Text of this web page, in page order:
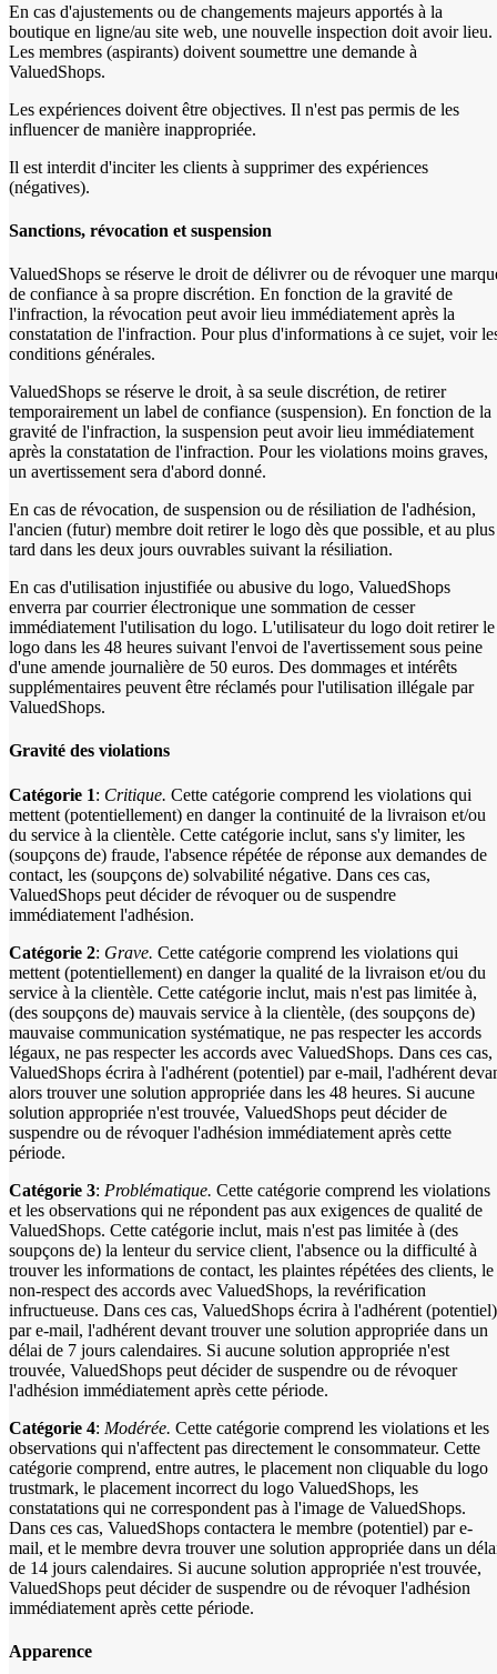
En cas d'ajustements ou de changements majeurs apportés à la
boutique en ligne/au site web, une nouvelle inspection doit avoir lieu.
Les membres (aspirants) doivent soumettre une demande à
ValuedShops.
Les expériences doivent être objectives. Il n'est pas permis de les
influencer de manière inappropriée.
Il est interdit d'inciter les clients à supprimer des expériences
(négatives).
Sanctions, révocation et suspension
ValuedShops se réserve le droit de délivrer ou de révoquer une
de confiance à sa propre discrétion. En fonction de la gravité de
l'infraction, la révocation peut avoir lieu immédiatement après la
constatation de l'infraction. Pour plus d'informations à ce sujet, voir
conditions générales.
ValuedShops se réserve le droit, à sa seule discrétion, de retirer
temporairement un label de confiance (suspension). En fonction de la
gravité de l'infraction, la suspension peut avoir lieu immédiatement
après la constatation de l'infraction. Pour les violations moins graves,
un avertissement sera d'abord donné.
En cas de révocation, de suspension ou de résiliation de l'adhésion,
l'ancien (futur) membre doit retirer le logo dès que possible, et au plus
tard dans les deux jours ouvrables suivant la résiliation.
En cas d'utilisation injustifiée ou abusive du logo, ValuedShops
enverra par courrier électronique une sommation de cesser
immédiatement l'utilisation du logo. L'utilisateur du logo doit retirer le
logo dans les 48 heures suivant l'envoi de l'avertissement sous peine
d'une amende journalière de 50 euros. Des dommages et intérêts
supplémentaires peuvent être réclamés pour l'utilisation illégale par
ValuedShops.
Gravité des violations
Catégorie 1: Critique. Cette catégorie comprend les violations qui
mettent (potentiellement) en danger la continuité de la livraison et/ou
du service à la clientèle. Cette catégorie inclut, sans s'y limiter, les
(soupçons de) fraude, l'absence répétée de réponse aux demandes de
contact, les (soupçons de) solvabilité négative. Dans ces cas,
ValuedShops peut décider de révoquer ou de suspendre
immédiatement l'adhésion.
Catégorie 2: Grave. Cette catégorie comprend les violations qui
mettent (potentiellement) en danger la qualité de la livraison et/ou du
service à la clientèle. Cette catégorie inclut, mais n'est pas limitée à,
(des soupçons de) mauvais service à la clientèle, (des soupçons de)
mauvaise communication systématique, ne pas respecter les accords
légaux, ne pas respecter les accords avec ValuedShops. Dans ces cas,
ValuedShops écrira à l'adhérent (potentiel) par e-mail, l'adhérent
alors trouver une solution appropriée dans les 48 heures. Si aucune
solution appropriée n'est trouvée, ValuedShops peut décider de
suspendre ou de révoquer l'adhésion immédiatement après cette
période.
Catégorie 3: Problématique. Cette catégorie comprend les violations
et les observations qui ne répondent pas aux exigences de qualité de
ValuedShops. Cette catégorie inclut, mais n'est pas limitée à (des
soupçons de) la lenteur du service client, l'absence ou la difficulté à
trouver les informations de contact, les plaintes répétées des clients, le
non-respect des accords avec ValuedShops, la revérification
infructueuse. Dans ces cas, ValuedShops écrira à l'adhérent (potentiel)
par e-mail, l'adhérent devant trouver une solution appropriée dans un
délai de 7 jours calendaires. Si aucune solution appropriée n'est
trouvée, ValuedShops peut décider de suspendre ou de révoquer
l'adhésion immédiatement après cette période.
Catégorie 4: Modérée. Cette catégorie comprend les violations et les
observations qui n'affectent pas directement le consommateur. Cette
catégorie comprend, entre autres, le placement non cliquable du logo
trustmark, le placement incorrect du logo ValuedShops, les
constatations qui ne correspondent pas à l'image de ValuedShops.
Dans ces cas, ValuedShops contactera le membre (potentiel) par e-
mail, et le membre devra trouver une solution appropriée dans un
de 14 jours calendaires. Si aucune solution appropriée n'est trouvée,
ValuedShops peut décider de suspendre ou de révoquer l'adhésion
immédiatement après cette période.
Apparence